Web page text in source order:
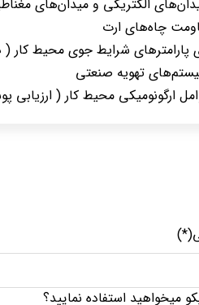
الکتریکی و میدان‌های
چاه‌های ارت
پارامترهای شرایط جوی محیط کار
تهویه صنعتی
ارگونومیکی محیط کار ( ارزیابی
میخواهید استفاده نمایید؟